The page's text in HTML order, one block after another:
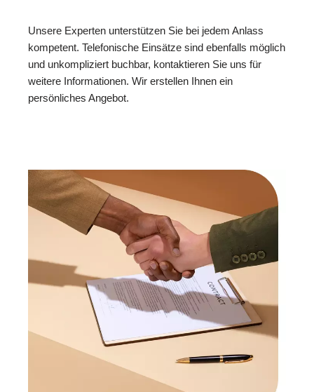
Unsere Experten unterstützen Sie bei jedem Anlass
kompetent. Telefonische Einsätze sind ebenfalls möglich
und unkompliziert buchbar, kontaktieren Sie uns für
weitere Informationen. Wir erstellen Ihnen ein
persönliches Angebot.